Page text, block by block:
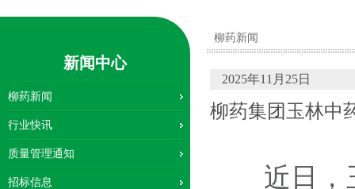
新闻中心
柳药新闻
行业快讯
质量管理通知
招标信息
柳药新闻
2025年11月25日
柳药集团玉林中
近日，玉